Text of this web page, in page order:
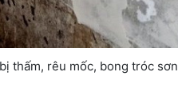
thấm, rêu mốc, bong tróc sơn